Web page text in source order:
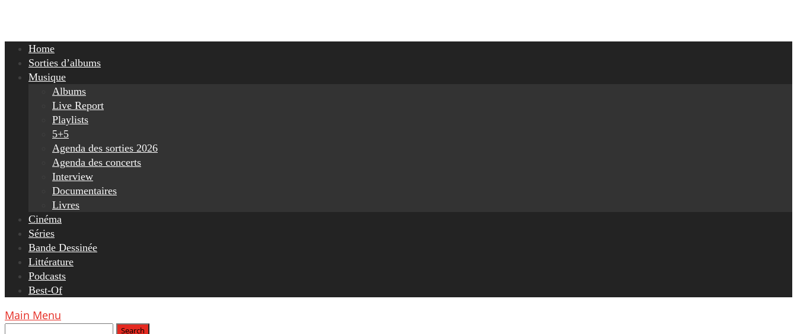
Home
Sorties d’albums
Musique
Albums
Live Report
Playlists
5+5
Agenda des sorties 2026
Agenda des concerts
Interview
Documentaires
Livres
Cinéma
Séries
Bande Dessinée
Littérature
Podcasts
Best-Of
Main Menu